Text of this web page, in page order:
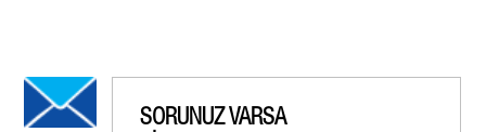
SORUNUZ VARSA